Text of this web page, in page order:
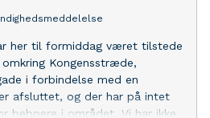
her til formiddag været tilstede
Kongensstræde,
i forbindelse med en
afsluttet, og der har på intet
beboere i området. Vi har ikke